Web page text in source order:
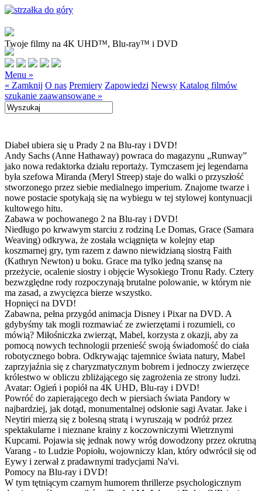
Twoje filmy na 4K UHD™, Blu-ray™ i DVD
Menu »
« Zamknij O nas Premiery Zapowiedzi Newsy Katalog filmów
szukanie zaawansowane »
Diabeł ubiera się u Prady 2 na Blu-ray i DVD!
Andy Sachs (Anne Hathaway) powraca do magazynu „Runway”
jako nowa redaktorka działu reportaży. Tymczasem jej legendarna
była szefowa Miranda (Meryl Streep) staje do walki o przyszłość
stworzonego przez siebie medialnego imperium. Znajome twarze i
nowe postacie spotykają się na wybiegu w tej stylowej kontynuacji
kultowego hitu.
Zabawa w pochowanego 2 na Blu-ray i DVD!
Niedługo po krwawym starciu z rodziną Le Domas, Grace (Samara
Weaving) odkrywa, że została wciągnięta w kolejny etap
koszmarnej gry, tym razem z dawno niewidzianą siostrą Faith
(Kathryn Newton) u boku. Grace ma tylko jedną szansę na
przeżycie, ocalenie siostry i objęcie Wysokiego Tronu Rady. Cztery
bezwzględne rody rozpoczynają brutalne polowanie, w którym nie
ma zasad, a zwycięzca bierze wszystko.
Hopnięci na DVD!
Zabawna, pełna przygód animacja Disney i Pixar na DVD. A
gdybyśmy tak mogli rozmawiać ze zwierzętami i rozumieli, co
mówią? Miłośniczka zwierząt, Mabel, korzysta z okazji, aby za
pomocą nowych technologii przenieść swoją świadomość do ciała
robotycznego bobra. Odkrywając tajemnice świata natury, Mabel
zaprzyjaźnia się z charyzmatycznym bobrem i jednoczy zwierzęce
królestwo w obliczu zbliżającego się zagrożenia ze strony ludzi.
Avatar: Ogień i popiół na 4K UHD, Blu-ray i DVD!
Powróć do zapierającego dech w piersiach świata Pandory w
najbardziej, jak dotąd, monumentalnej odsłonie sagi Avatar. Jake i
Neytiri mierzą się z bolesną stratą i wyruszają w podróż przez
spektakularne i nieznane krainy z koczowniczymi Wietrznymi
Kupcami. Pojawia się jednak nowy wróg dowodzony przez okrutną
Varang - to Ludzie Popiołu, wojowniczy klan, który odwrócił się od
Eywy i zerwał z pradawnymi tradycjami Na'vi.
Pomocy na Blu-ray i DVD!
W tym tętniącym czarnym humorem thrillerze psychologicznym